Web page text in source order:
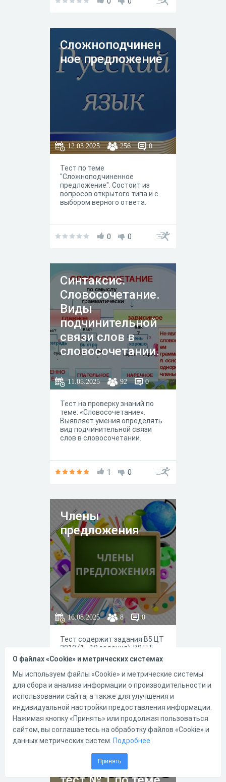
Сложноподчинен
ное предложение
12.03.2025 256 0
Тест по теме
"Сложноподчиненное
предложение". Состоит из
вопросов открытого типа и с
выбором верного ответа.
0 0
Синтаксис.
Словосочетание.
Виды
подчинительной
связи слов в
словосочетании.
11.05.2025 92 0
Тест на проверку знаний по
теме: «Словосочетание».
Выявляет умения определять
вид подчинительной связи
слов в словосочетании.
1 0
Члены
предложения
16.08.2025 8 0
Тест содержит задания В5 ЦТ
2010 (1—10 задания), В8 ЦТ
2012 (11—20 задания) года по
русскому языку. Отработка
навыка определять
синтаксическую функцию
слов в предложении
0 0
9 класс.
Контрольный
О файлах «Cookie» и метрических системах
Мы используем файлы «Cookie» и метрические системы
для сбора и анализа информации о производительности и
использовании сайта, а также для улучшения и
индивидуальной настройки предоставления информации.
Нажимая кнопку «Принять» или продолжая пользоваться
сайтом, вы соглашаетесь на обработку файлов «Cookie» и
данных метрических систем. Подробнее
Принять